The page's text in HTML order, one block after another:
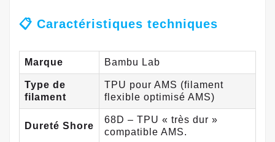
📋 Caractéristiques techniques
Marque Bambu Lab
Type de
filament
TPU pour AMS (filament
flexible optimisé AMS)
Dureté Shore
68D – TPU « très dur »
compatible AMS.